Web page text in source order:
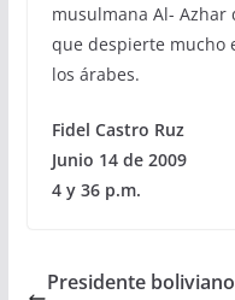
musulmana Al- Azhar
que despierte mucho
los árabes.
Fidel Castro Ruz
Junio 14 de 2009
4 y 36 p.m.
Presidente